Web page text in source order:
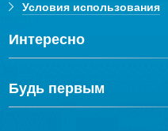
Условия использования
Интересно
Будь первым